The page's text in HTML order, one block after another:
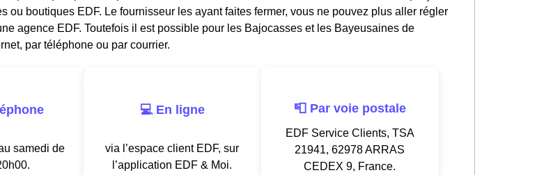
ou boutiques EDF. Le fournisseur les ayant faites fermer, vous ne pouvez plus aller régler
agence EDF. Toutefois il est possible pour les Bajocasses et les Bayeusaines de
par téléphone ou par courrier.
samedi de
💻 En ligne
via l’espace client EDF, sur
l’application EDF & Moi.
📮 Par voie postale
EDF Service Clients, TSA
21941, 62978 ARRAS
CEDEX 9, France.